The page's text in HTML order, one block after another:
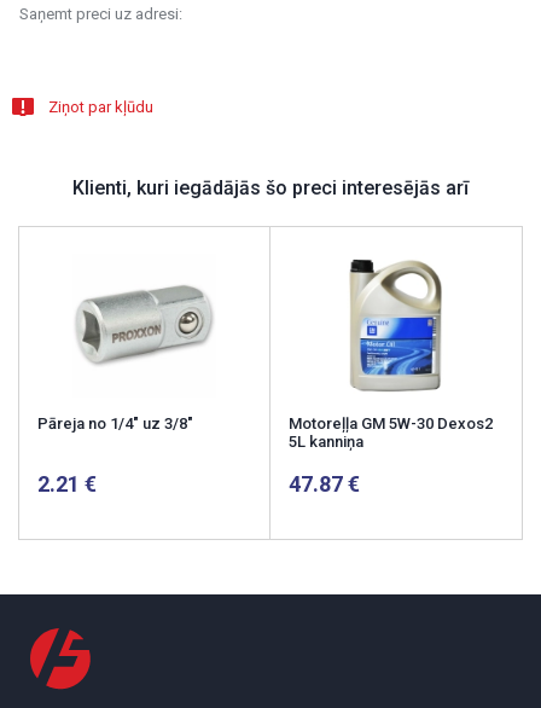
Saņemt preci uz adresi:
Ziņot par kļūdu
Klienti, kuri iegādājās šo preci interesējās arī
Pāreja no 1/4" uz 3/8"
2.21
Motoreļļa GM 5W-30 Dexos2
5L kanniņa
47.87